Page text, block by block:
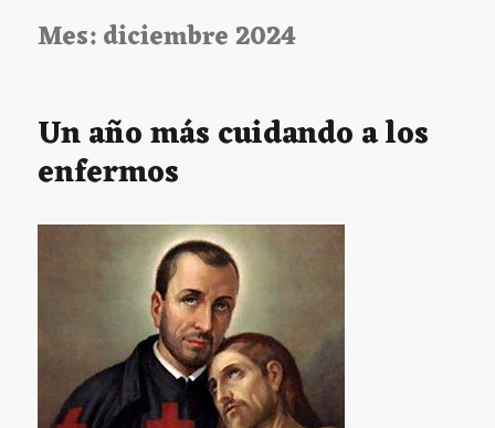
Mes:diciembre 2024
Un año más cuidando a los
enfermos